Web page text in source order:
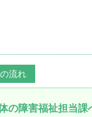
流れ
の障害福祉担当